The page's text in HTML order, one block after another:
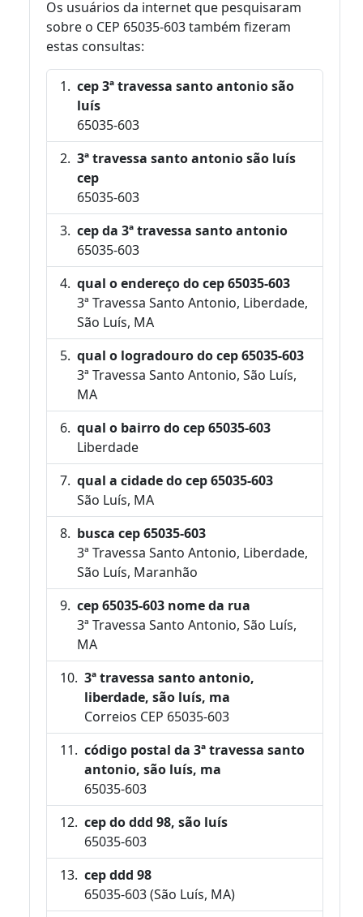
Os usuários da internet que pesquisaram
sobre o CEP 65035-603 também fizeram
estas consultas:
cep 3ª travessa santo antonio são
luís
65035-603
3ª travessa santo antonio são luís
cep
65035-603
cep da 3ª travessa santo antonio
65035-603
qual o endereço do cep 65035-603
3ª Travessa Santo Antonio, Liberdade,
São Luís, MA
qual o logradouro do cep 65035-603
3ª Travessa Santo Antonio, São Luís,
MA
qual o bairro do cep 65035-603
Liberdade
qual a cidade do cep 65035-603
São Luís, MA
busca cep 65035-603
3ª Travessa Santo Antonio, Liberdade,
São Luís, Maranhão
cep 65035-603 nome da rua
3ª Travessa Santo Antonio, São Luís,
MA
3ª travessa santo antonio,
liberdade, são luís, ma
Correios CEP 65035-603
código postal da 3ª travessa santo
antonio, são luís, ma
65035-603
cep do ddd 98, são luís
65035-603
cep ddd 98
65035-603 (São Luís, MA)